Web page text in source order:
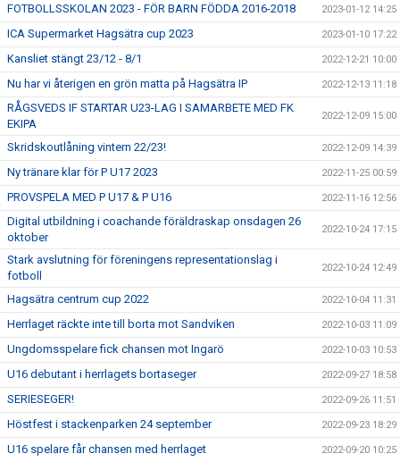
FOTBOLLSSKOLAN 2023 - FÖR BARN FÖDDA 2016-2018 2023-01-12 14:25
ICA Supermarket Hagsätra cup 2023 2023-01-10 17:22
Kansliet stängt 23/12 - 8/1 2022-12-21 10:00
Nu har vi återigen en grön matta på Hagsätra IP 2022-12-13 11:18
RÅGSVEDS IF STARTAR U23-LAG I SAMARBETE MED FK
EKIPA
2022-12-09 15:00
Skridskoutlåning vintern 22/23! 2022-12-09 14:39
Ny tränare klar för P U17 2023 2022-11-25 00:59
PROVSPELA MED P U17 & P U16 2022-11-16 12:56
Digital utbildning i coachande föräldraskap onsdagen 26
oktober
2022-10-24 17:15
Stark avslutning för föreningens representationslag i
fotboll
2022-10-24 12:49
Hagsätra centrum cup 2022 2022-10-04 11:31
Herrlaget räckte inte till borta mot Sandviken 2022-10-03 11:09
Ungdomsspelare fick chansen mot Ingarö 2022-10-03 10:53
U16 debutant i herrlagets bortaseger 2022-09-27 18:58
SERIESEGER! 2022-09-26 11:51
Höstfest i stackenparken 24 september 2022-09-23 18:29
U16 spelare får chansen med herrlaget 2022-09-20 10:25